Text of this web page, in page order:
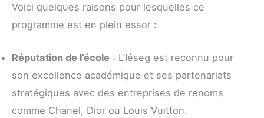
Voici quelques raisons pour lesquelles ce
programme est en plein essor :
Réputation de l’école : L’Iéseg est reconnu pour
son excellence académique et ses partenariats
stratégiques avec des entreprises de renoms
comme Chanel, Dior ou Louis Vuitton.